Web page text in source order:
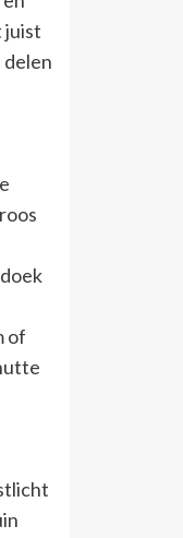
juist
of